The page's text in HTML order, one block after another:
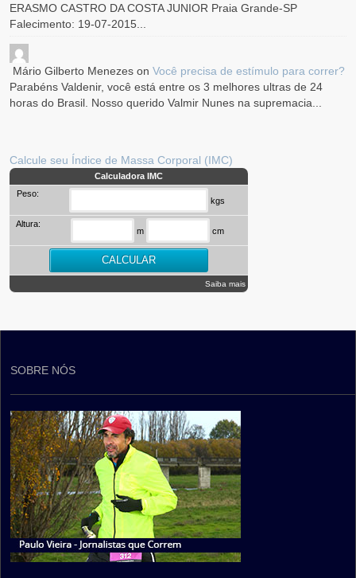
ERASMO CASTRO DA COSTA JUNIOR Praia Grande-SP
Falecimento: 19-07-2015...
Mário Gilberto Menezes onVocê precisa de estímulo para correr?
Parabéns Valdenir, você está entre os 3 melhores ultras de 24
horas do Brasil. Nosso querido Valmir Nunes na supremacia...
Calcule seu Índice de Massa Corporal (IMC)
Calculadora IMC
Peso:
kgs
Altura:
m cm
Saiba mais
SOBRE NÓS